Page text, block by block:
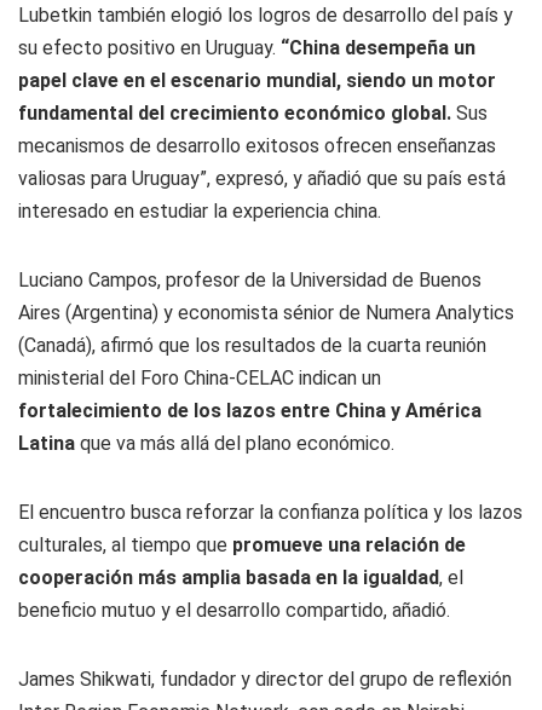
Lubetkin también elogió los logros de desarrollo del país y
su efecto positivo en Uruguay. “China desempeña un
papel clave en el escenario mundial, siendo un motor
fundamental del crecimiento económico global. Sus
mecanismos de desarrollo exitosos ofrecen enseñanzas
valiosas para Uruguay”, expresó, y añadió que su país está
interesado en estudiar la experiencia china.
Luciano Campos, profesor de la Universidad de Buenos
Aires (Argentina) y economista sénior de Numera Analytics
(Canadá), afirmó que los resultados de la cuarta reunión
ministerial del Foro China-CELAC indican un
fortalecimiento de los lazos entre China y América
Latina que va más allá del plano económico.
El encuentro busca reforzar la confianza política y los lazos
culturales, al tiempo que promueve una relación de
cooperación más amplia basada en la igualdad, el
beneficio mutuo y el desarrollo compartido, añadió.
James Shikwati, fundador y director del grupo de reflexión